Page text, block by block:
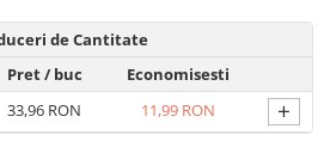
de Cantitate
Pret/ buc
Economisesti
33,96 RON 11,99 RON +